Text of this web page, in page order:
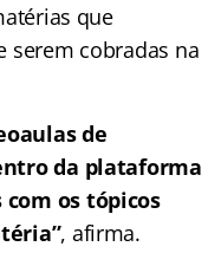
que
serem cobradas na
de
da plataforma
os tópicos
, afirma.